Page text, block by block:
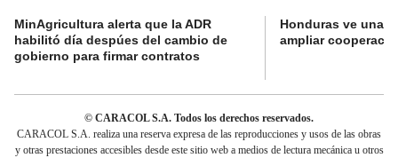
MinAgricultura alerta que la ADR
habilitó día despúes del cambio de
gobierno para firmar contratos
Honduras ve una
ampliar
© CARACOL S.A. Todos los derechos reservados.
CARACOL S.A. realiza una reserva expresa de las reproducciones y usos de las obras
y otras prestaciones accesibles desde este sitio web a medios de lectura mecánica u otros